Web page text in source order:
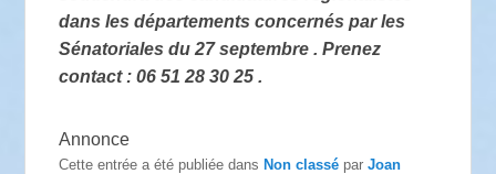
dans les départements concernés par les
Sénatoriales du 27 septembre . Prenez
contact : 06 51 28 30 25 .
Annonce
Cette entrée a été publiée dansNon classé parJoan